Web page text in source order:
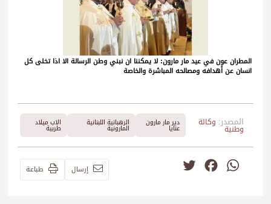
المطران عون في عيد مار مارون: لا يمكننا ان نبني وطن الرسالة الا اذا تخلى كل
انسان عن أهدافه ومصالحه المباشرة والخاصة
المصدر: وكالة
وطنية
دير مار مارون
عنايا
الرهبانية اللبنانية
المارونية
الاب ميلاد
طربية
WhatsApp
Facebook إرسال طباعة